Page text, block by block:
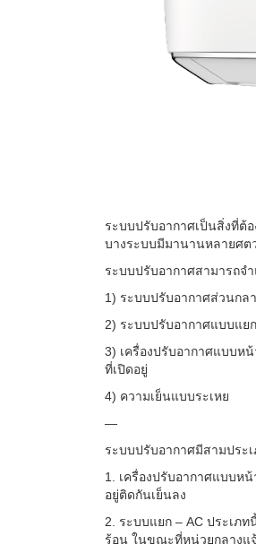
ระบบปรับอากาศเป็นสิ่งที่ต้
บางระบบมีมานานหลายศต
ระบบปรับอากาศสามารถจ
1) ระบบปรับอากาศส่วนกล
2) ระบบปรับอากาศแบบแย
3) เครื่องปรับอากาศแบบห
ที่เปิดอยู่
4) ความเย็นแบบระเหย
—
ระบบปรับอากาศมีสามประ
1. เครื่องปรับอากาศแบบห
อยู่ติดกันเย็นลง
2. ระบบแยก – AC ประเภ
ร้อน ในขณะที่หน่วยกลางแ